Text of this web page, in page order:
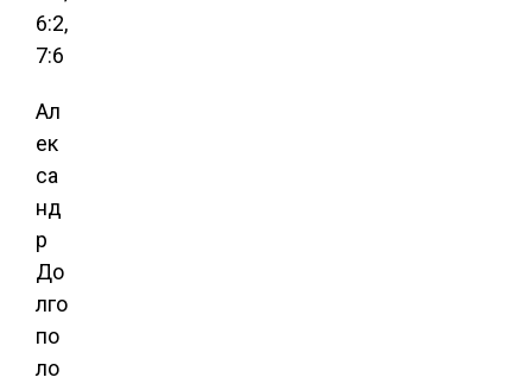
6:2,
7:6
Ал
ек
са
нд
р
До
лго
по
ло